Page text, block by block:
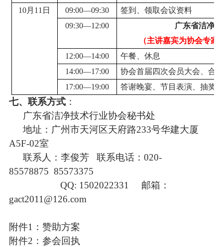
10月11日
09:00—09:30
签到、领取会议资料
09:30—12:00
广东省洁净
（主讲嘉宾为协会专家
12:00—14:00
午餐、休息
14:00—17:00
协会首届四次会员大会、合
17:00—19:00
答谢晚宴、节目表演、抽奖
七、联系方式：
广东省洁净技术行业协会秘书处
地址：广州市天河区天府路233号华建大厦
A5F-02室
联系人：李俊芳 联系电话：020-
85578875 85573375
QQ: 1502022331 邮箱：
gact2011@126.com
附件1：赞助方案
附件2：参会回执